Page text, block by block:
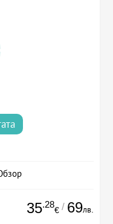
35.28
€ / 69лв.